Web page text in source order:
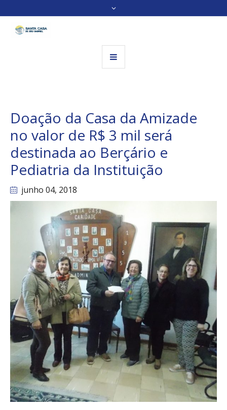
Doação da Casa da Amizade
no valor de R$ 3 mil será
destinada ao Berçário e
Pediatria da Instituição
junho 04, 2018